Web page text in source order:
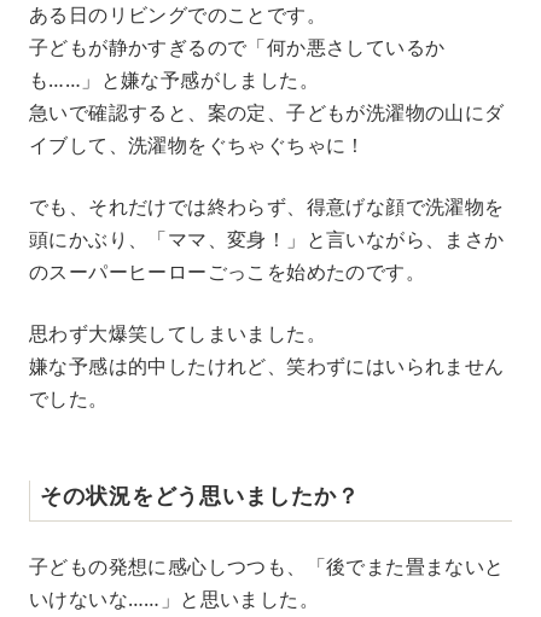
ある日のリビングでのことです。
子どもが静かすぎるので「何か悪さしているか
も……」と嫌な予感がしました。
急いで確認すると、案の定、子どもが洗濯物の山にダ
イブして、洗濯物をぐちゃぐちゃに！
でも、それだけでは終わらず、得意げな顔で洗濯物を
頭にかぶり、「ママ、変身！」と言いながら、まさか
のスーパーヒーローごっこを始めたのです。
思わず大爆笑してしまいました。
嫌な予感は的中したけれど、笑わずにはいられません
でした。
その状況をどう思いましたか？
子どもの発想に感心しつつも、「後でまた畳まないと
いけないな……」と思いました。